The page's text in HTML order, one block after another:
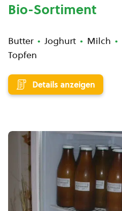
Bio-Sortiment
Butter Joghurt Milch
Topfen
Details anzeigen